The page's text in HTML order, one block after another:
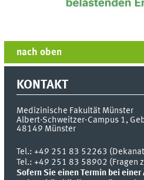
nach oben
KONTAKT
Medizinische Fakultät Münster
Albert-Schweitzer-Campus 1,
48149 Münster
Tel.:+49 251 83 52263
Tel.: +49 251 83 58902 (Fragen
Sofern Sie einen Termin bei